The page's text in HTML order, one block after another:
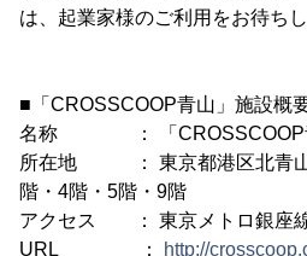
は、起業家様のご利用をお待ちし
■「CROSSCOOP青山」施設概
名称 ： 「CROSSCOOP
所在地 ： 東京都港区北青
階・4階・5階・9階
アクセス ： 東京メトロ銀座
URL ：
http://